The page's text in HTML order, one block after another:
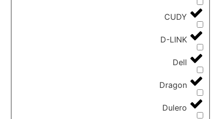
CUDY
D-LINK
Dell
Dragon
Dulero